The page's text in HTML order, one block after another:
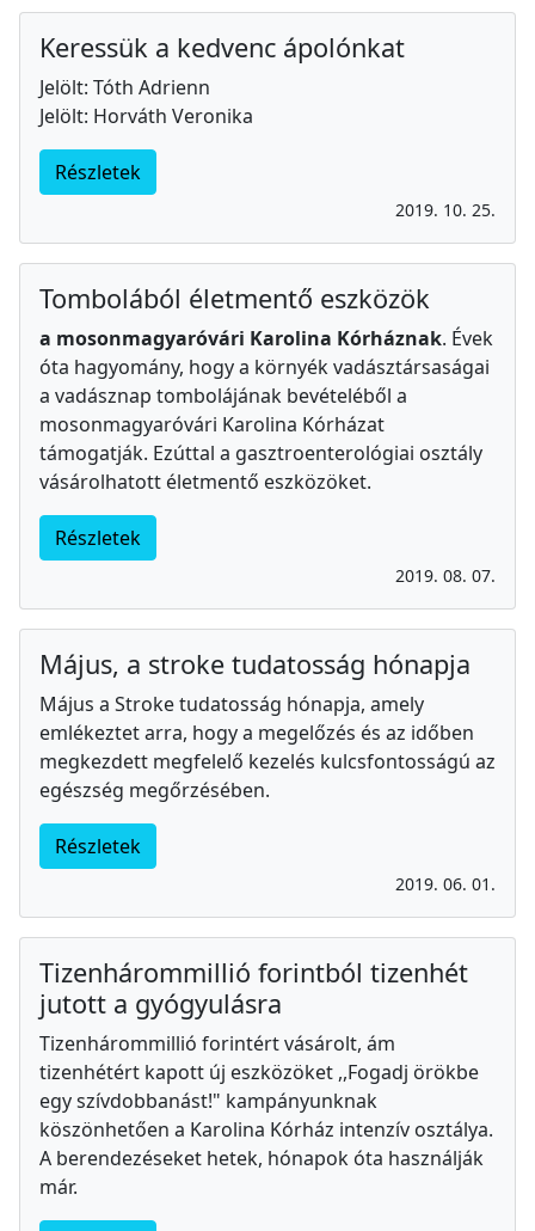
Keressük a kedvenc ápolónkat
Jelölt: Tóth Adrienn
Jelölt: Horváth Veronika
Részletek
2019. 10. 25.
Tombolából életmentő eszközök
a mosonmagyaróvári Karolina Kórháznak. Évek
óta hagyomány, hogy a környék vadásztársaságai
a vadásznap tombolájának bevételéből a
mosonmagyaróvári Karolina Kórházat
támogatják. Ezúttal a gasztroenterológiai osztály
vásárolhatott életmentő eszközöket.
Részletek
2019. 08. 07.
Május, a stroke tudatosság hónapja
Május a Stroke tudatosság hónapja, amely
emlékeztet arra, hogy a megelőzés és az időben
megkezdett megfelelő kezelés kulcsfontosságú az
egészség megőrzésében.
Részletek
2019. 06. 01.
Tizenhárommillió forintból tizenhét
jutott a gyógyulásra
Tizenhárommillió forintért vásárolt, ám
tizenhétért kapott új eszközöket ,,Fogadj örökbe
egy szívdobbanást!" kampányunknak
köszönhetően a Karolina Kórház intenzív osztálya.
A berendezéseket hetek, hónapok óta használják
már.